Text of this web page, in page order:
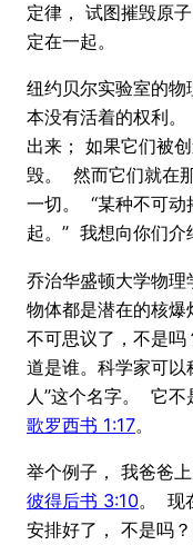
定律， 试图摧毁原
定在一起。
纽约贝尔实验室的物
本没有活着的权利
出来； 如果它们被
毁。 然而它们就在
一切。 “某种不可动
起。” 我想向你们介
乔治华盛顿大学物理
物体都是潜在的核
不可思议了，不是
道是谁。科学家可以
人”这个名字。 它不
歌罗西书 1:17。
举个例子， 我爸爸
彼得后书 3:10。 现
安排好了， 不是吗